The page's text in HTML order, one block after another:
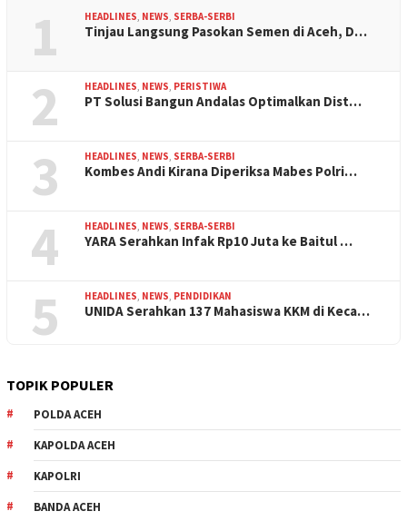
1 HEADLINES, NEWS, SERBA-SERBI
Tinjau Langsung Pasokan Semen di Aceh, D…
2 HEADLINES, NEWS, PERISTIWA
PT Solusi Bangun Andalas Optimalkan Dist…
3 HEADLINES, NEWS, SERBA-SERBI
Kombes Andi Kirana Diperiksa Mabes Polri…
4 HEADLINES, NEWS, SERBA-SERBI
YARA Serahkan Infak Rp10 Juta ke Baitul …
5 HEADLINES, NEWS, PENDIDIKAN
UNIDA Serahkan 137 Mahasiswa KKM di Keca…
TOPIK POPULER
POLDA ACEH
KAPOLDA ACEH
KAPOLRI
BANDA ACEH